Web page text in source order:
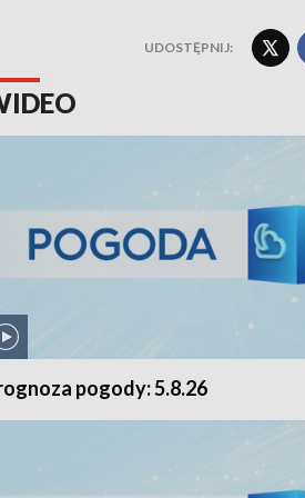
UDOSTĘPNIJ:
pogody: 5.8.26